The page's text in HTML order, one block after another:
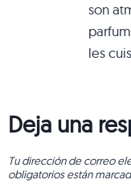
son
les
Deja una
Tu dirección de correo
obligatorios están